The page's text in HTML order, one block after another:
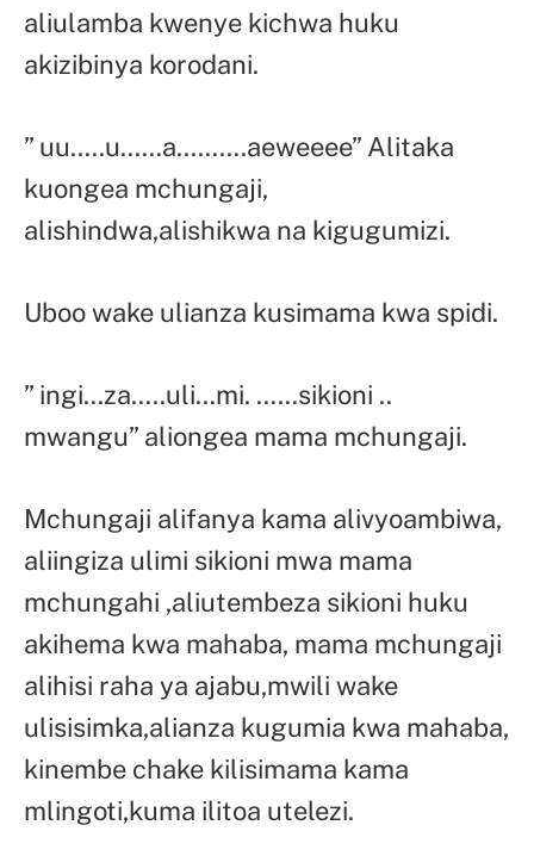
aliulamba kwenye kichwa huku
akizibinya korodani.
” uu…..u……a……….aeweeee” Alitaka
kuongea mchungaji,
alishindwa,alishikwa na kigugumizi.
Uboo wake ulianza kusimama kwa spidi.
” ingi…za…..uli…mi. ……sikioni ..
mwangu” aliongea mama mchungaji.
Mchungaji alifanya kama alivyoambiwa,
aliingiza ulimi sikioni mwa mama
mchungahi ,aliutembeza sikioni huku
akihema kwa mahaba, mama mchungaji
alihisi raha ya ajabu,mwili wake
ulisisimka,alianza kugumia kwa mahaba,
kinembe chake kilisimama kama
mlingoti,kuma ilitoa utelezi.